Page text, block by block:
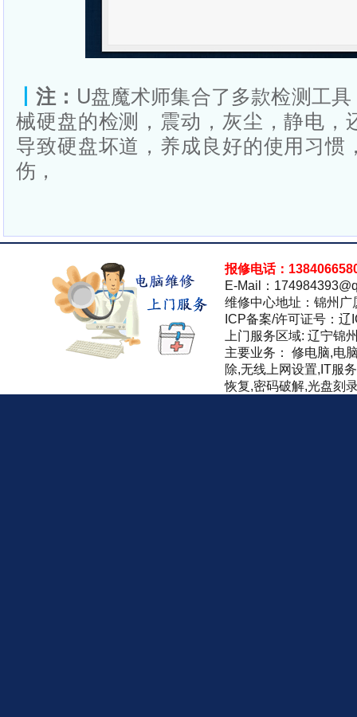
丨注： U盘魔术师集合了多款检测工
械硬盘的检测，震动，灰尘，静电，
导致硬盘坏道，养成良好的使用习惯
伤，
报修电话：
E-Mail：
维修中心地址：锦州广
ICP备案/许可证号：
上门服务区域: 辽宁锦
主要业务： 修电脑,电
除,无线上网设置,IT服
恢复,密码破解,光盘刻